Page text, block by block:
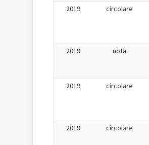
2019
circolare
2019
nota
2019
circolare
2019
circolare